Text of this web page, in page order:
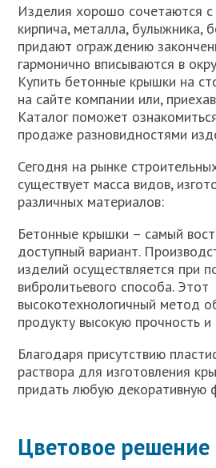
Изделия хорошо сочетаются с
кирпича, металла, булыжника,
придают ограждению
гармонично вписываются в
Купить бетонные крышки на
на сайте компании или,
Каталог поможет
продаже разновидностями
Сегодня на рынке
существует масса видов,
различных материалов:
Бетонные крышки – самый
доступный вариант.
изделий осуществляется при
вибролитьевого способа. Этот
высокотехнологичный метод
продукту высокую прочность и
Благодаря присутствию
раствора для изготовления
придать любую декоративную
Цветовое решение